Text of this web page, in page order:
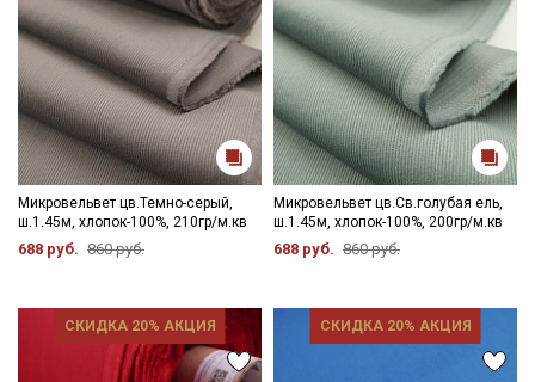
Микровельвет цв.Темно-серый,
ш.1.45м, хлопок-100%, 210гр/м.кв
688 руб. 860 руб.
Микровельвет цв.Св.голубая ель,
ш.1.45м, хлопок-100%, 200гр/м.кв
688 руб. 860 руб.
СКИДКА 20% АКЦИЯ СКИДКА 20% АКЦИЯ
Электронная почта
Подписаться
Ознакомлен(а) сПолитикой обработки персональных
данных
и даю
Согласие на обработку персональных
данных
информационных рассылок